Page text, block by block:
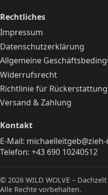
Rechtliches
Impressum
Datenschutzerklärung
Allgemeine
Widerrufsrecht
Richtlinie für
Versand & Zahlung
Kontakt
E-Mail:
Telefon: +43 690 10240512
© 2026 WILD WOLVE –
Alle Rechte vorbehalten.